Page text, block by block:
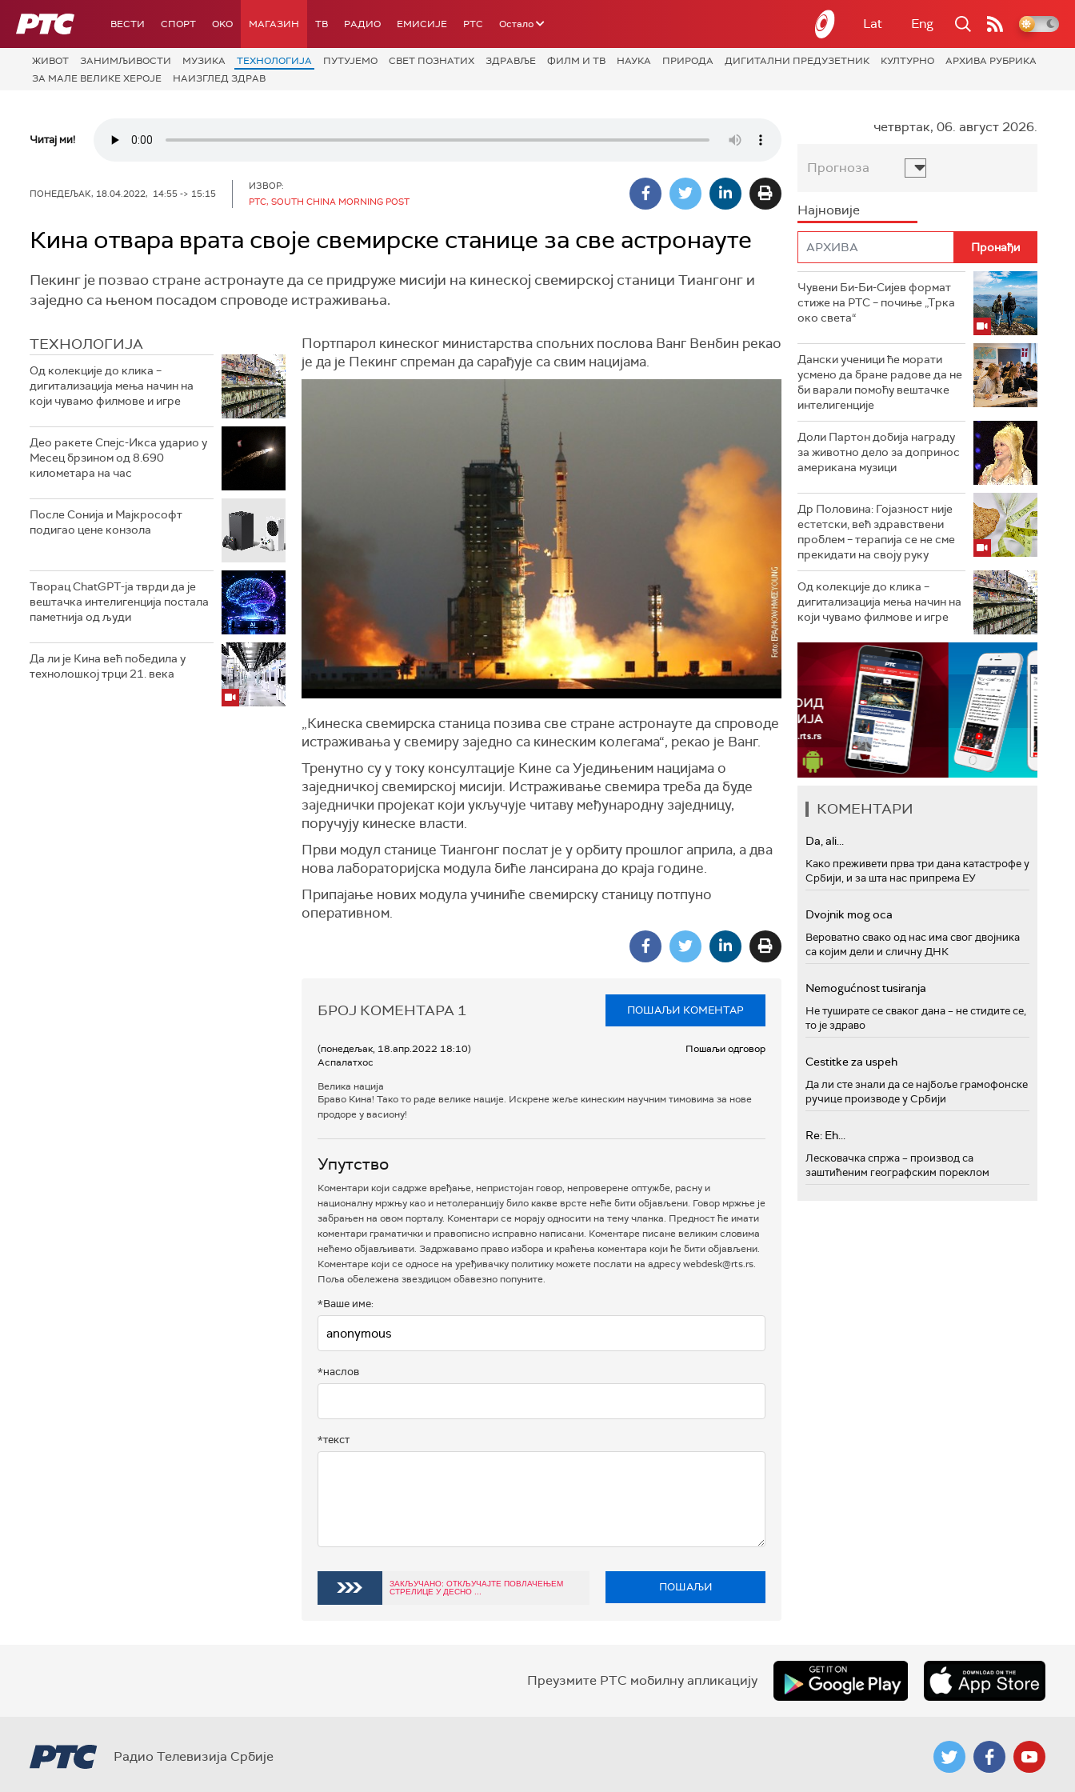
РТС ВЕСТИ СПОРТ OKO МАГАЗИН ТВ РАДИО ЕМИСИЈЕ РТС Остало Lat Eng
ЖИВОТ ЗАНИМЉИВОСТИ МУЗИКА ТЕХНОЛОГИЈA ПУТУЈЕМО СВЕТ ПОЗНАТИХ ЗДРАВЉЕ ФИЛМ И ТВ НАУКА ПРИРОДА ДИГИТАЛНИ ПРЕДУЗЕТНИК КУЛТУРНО
АРХИВА РУБРИКА
ЗА МАЛЕ ВЕЛИКЕ ХЕРОЈЕ
НАИЗГЛЕД ЗДРАВ
Читај ми!
ПОНЕДЕЉАК, 18.04.2022, 14:55 -> 15:15
ИЗВОР:
РТС, SOUTH CHINA MORNING POST
Кина отвара врата своје свемирске станице за све астронауте
Пекинг је позвао стране астронауте да се придруже мисији на кинеској свемирској станици Тиангонг и
заједно са њеном посадом спроводе истраживања.
ТЕХНОЛОГИЈA
Од колекције до клика –
дигитализација мења начин на
који чувамо филмове и игре
Део ракете Спејс-Икса ударио у
Месец брзином од 8.690
километара на час
После Сонија и Мајкрософт
подигао цене конзола
Творац ChatGPT-ја тврди да је
вештачка интелигенција постала
паметнија од људи
Да ли је Кина већ победила у
технолошкој трци 21. века
Портпарол кинеског министарства спољних послова Ванг Венбин рекао
је да је Пекинг спреман да сарађује са свим нацијама.
„Кинеска свемирска станица позива све стране астронауте да спроводе
истраживања у свемиру заједно са кинеским колегама“, рекао је Ванг.
Тренутно су у току консултације Кине са Уједињеним нацијама о
заједничкој свемирској мисији. Истраживање свемира треба да буде
заједнички пројекат који укључује читаву међународну заједницу,
поручују кинеске власти.
Први модул станице Тиангонг послат је у орбиту прошлог априла, а два
нова лабораторијска модула биће лансирана до краја године.
Припајање нових модула учиниће свемирску станицу потпуно
оперативном.
БРОЈ КОМЕНТАРА 1 ПОШАЉИ КОМЕНТАР
(понедељак, 18.апр.2022 18:10)
Аспалатхос
Пошаљи одговор
Велика нација
Браво Кина! Тако то раде велике нације. Искрене жеље кинеским научним тимовима за нове
продоре у васиону!
Упутство
Коментари који садрже вређање, непристојан говор, непроверене оптужбе, расну и
националну мржњу као и нетолеранцију било какве врсте неће бити објављени. Говор мржње је
забрањен на овом порталу. Коментари се морају односити на тему чланка. Предност ће имати
коментари граматички и правописно исправно написани. Коментаре писане великим словима
нећемо објављивати. Задржавамо право избора и краћења коментара који ће бити објављени.
Коментаре који се односе на уређивачку политику можете послати на адресу webdesk@rts.rs.
Поља обележена звездицом обавезно попуните.
*Ваше име:
*наслов
*текст
ЗАКЉУЧАНО: ОТКЉУЧАЈТЕ ПОВЛАЧЕЊЕМ
СТРЕЛИЦЕ У ДЕСНО ...
ПОШАЉИ
четвртак, 06. август 2026.
Прогноза
Најновије
Чувени Би-Би-Сијев формат
стиже на РТС – почиње „Трка
око света“
Дански ученици ће морати
усмено да бране радове да не
би варали помоћу вештачке
интелигенције
Доли Партон добија награду
за животно дело за допринос
американа музици
Др Половина: Гојазност није
естетски, већ здравствени
проблем – терапија се не сме
прекидати на своју руку
Од колекције до клика –
дигитализација мења начин на
који чувамо филмове и игре
КОМЕНТАРИ
Da, ali...
Како преживети прва три дана катастрофе у
Србији, и за шта нас припрема ЕУ
Dvojnik mog oca
Вероватно свако од нас има свог двојника
са којим дели и сличну ДНК
Nemogućnost tusiranja
Не туширате се сваког дана – не стидите се,
то је здраво
Cestitke za uspeh
Да ли сте знали да се најбоље грамофонске
ручице производе у Србији
Re: Eh...
Лесковачка спржа – производ са
заштићеним географским пореклом
Преузмите РТС мобилну апликацију
Радио Телевизија Србије